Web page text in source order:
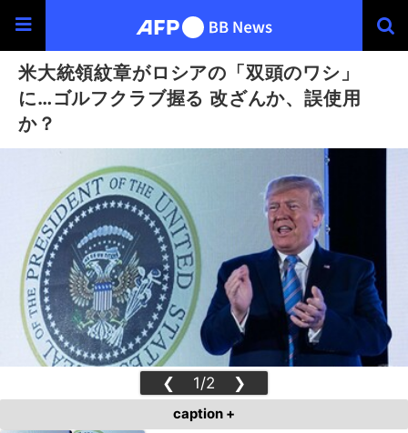
米大統領紋章がロシアの「双頭のワシ」
に…ゴルフクラブ握る 改ざんか、誤使用
か？
❮ 1/2 ❯
caption +